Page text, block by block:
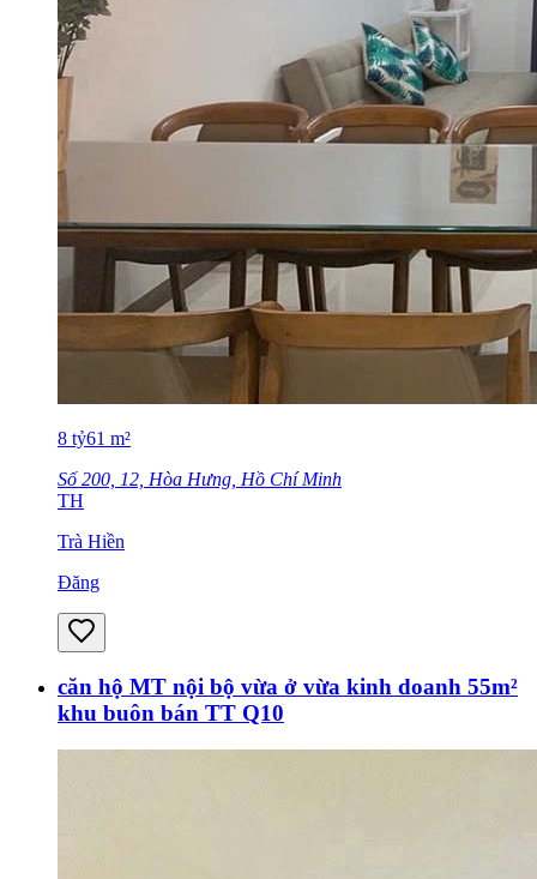
8 tỷ61 m²
Số 200, 12, Hòa Hưng, Hồ Chí Minh
TH
Trà Hiền
Đăng
căn hộ MT nội bộ vừa ở vừa kinh doanh 55m²
khu buôn bán TT Q10